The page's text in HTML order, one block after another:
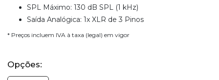
SPL Máximo: 130 dB SPL (1 kHz)
Saída Analógica: 1x XLR de 3 Pinos
* Preços incluem IVA à taxa (legal) em vigor
Opções: